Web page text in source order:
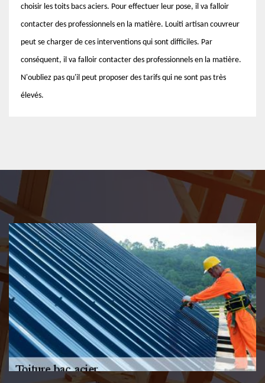
choisir les toits bacs aciers. Pour effectuer leur pose, il va falloir
contacter des professionnels en la matière. Louiti artisan couvreur
peut se charger de ces interventions qui sont difficiles. Par
conséquent, il va falloir contacter des professionnels en la matière.
N'oubliez pas qu'il peut proposer des tarifs qui ne sont pas très
élevés.